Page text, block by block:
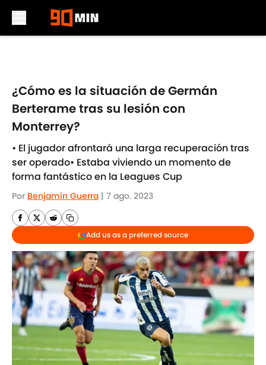
¿Cómo es la situación de Germán
Berterame tras su lesión con
Monterrey?
• El jugador afrontará una larga recuperación tras
ser operado• Estaba viviendo un momento de
forma fantástico en la Leagues Cup
Por Benjamín Guerra | 7 ago. 2023
Add us as a preferred source